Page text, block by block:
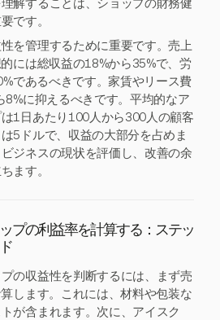
解することは、ショップの財務健
です。
を管理するために重要です。売上
には総収益の18%から35%で、労
であるべきです。家賃やリース費
8%に抑えるべきです。平均的なア
1日あたり100人から300人の顧客
5ドルで、収益の大部分を占めま
ジネスの現状を評価し、改善の余
ます。
プの利益率を計算する：ステッ
の収益性を判断するには、まず売
します。これには、材料や包装な
が含まれます。次に、アイスク